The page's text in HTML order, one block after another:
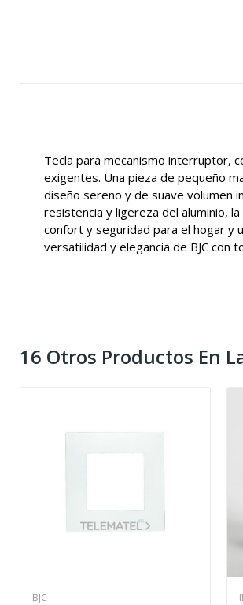
Tecla para mecanismo interruptor,
exigentes. Una pieza de pequeño
diseño sereno y de suave volumen
resistencia y ligereza del aluminio,
confort y seguridad para el hogar y
versatilidad y elegancia de BJC con
16 Otros Productos En
BJC